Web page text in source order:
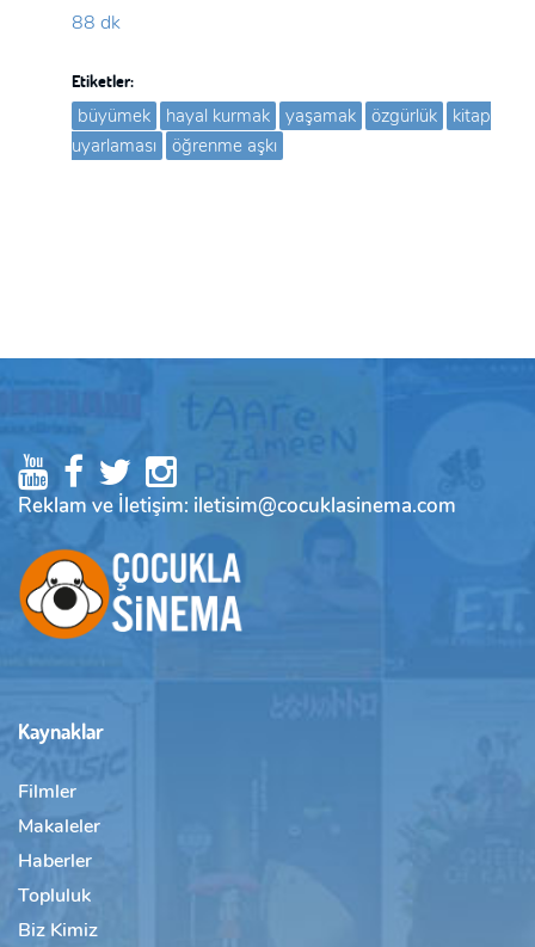
88 dk
Etiketler:
büyümek hayal kurmak yaşamak özgürlük
kitap
uyarlaması
öğrenme aşkı
Reklam ve İletişim: iletisim@cocuklasinema.com
Kaynaklar
Filmler
Makaleler
Haberler
Topluluk
Biz Kimiz